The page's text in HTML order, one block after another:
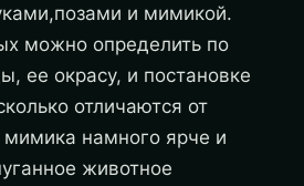
и мимикой.
можно определить по
ее окрасу, и постановке
отличаются от
намного ярче и
животное